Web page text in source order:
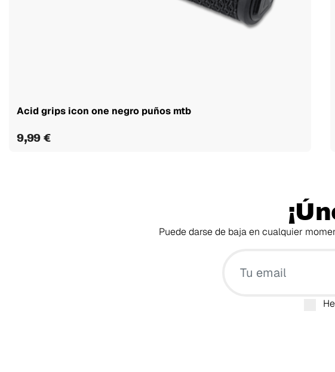
Acid grips icon one negro puños mtb
9,99 €
Puede darse de baja en cualquier